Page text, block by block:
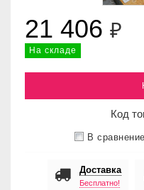
21 406 ₽
На складе
Код
В сравнение
Доставка
Бесплатно!